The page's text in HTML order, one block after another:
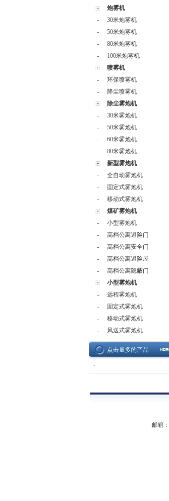
炮雾机
-
30米炮雾机
-
50米炮雾机
-
80米炮雾机
-
100米炮雾机
喷雾机
-
环保喷雾机
-
降尘喷雾机
除尘雾炮机
-
30米雾炮机
-
50米雾炮机
-
60米雾炮机
-
80米雾炮机
新型雾炮机
-
全自动雾炮机
-
固定式雾炮机
-
移动式雾炮机
煤矿雾炮机
-
小型雾炮机
-
高档公寓避险门
-
高档公寓安全门
-
高档公寓避险屋
-
高档公寓隐蔽门
小型雾炮机
-
远程雾炮机
-
固定式雾炮机
-
移动式雾炮机
-
风送式雾炮机
点击量多的产品
·
邮箱：